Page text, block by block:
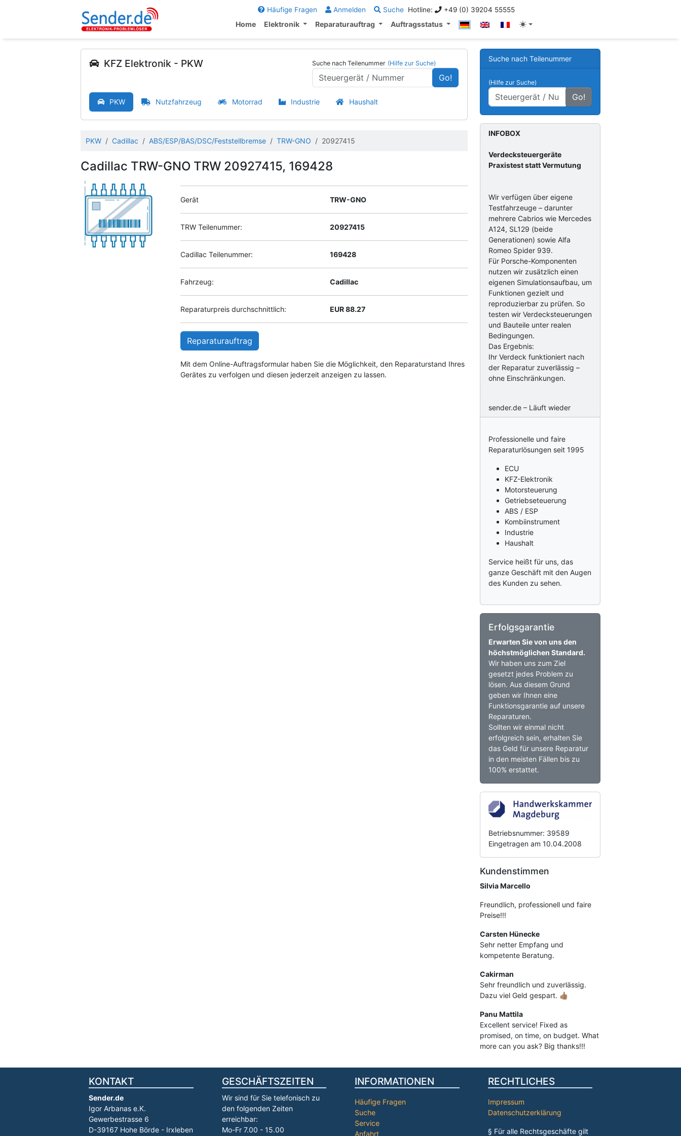
Häufige Fragen Anmelden Suche Hotline: +49 (0) 39204 55555
Home Elektronik Reparaturauftrag Auftragsstatus
KFZ Elektronik - PKW Suche nach Teilenummer (Hilfe zur Suche)
Go!
PKW Nutzfahrzeug Motorrad Industrie Haushalt
PKW Cadillac ABS/ESP/BAS/DSC/Feststellbremse TRW-GNO 20927415
Cadillac TRW-GNO TRW 20927415, 169428
Gerät TRW-GNO
TRW Teilenummer: 20927415
Cadillac Teilenummer: 169428
Fahrzeug: Cadillac
Reparaturpreis durchschnittlich: EUR 88.27
Reparaturauftrag
Mit dem Online-Auftragsformular haben Sie die Möglichkeit, den Reparaturstand Ihres
Gerätes zu verfolgen und diesen jederzeit anzeigen zu lassen.
Suche nach Teilenummer
(Hilfe zur Suche)
Go!
INFOBOX
Verdecksteuergeräte
Praxistest statt Vermutung
Wir verfügen über eigene
Testfahrzeuge – darunter
mehrere Cabrios wie Mercedes
A124, SL129 (beide
Generationen) sowie Alfa
Romeo Spider 939.
Für Porsche-Komponenten
nutzen wir zusätzlich einen
eigenen Simulationsaufbau, um
Funktionen gezielt und
reproduzierbar zu prüfen. So
testen wir Verdecksteuerungen
und Bauteile unter realen
Bedingungen.
Das Ergebnis:
Ihr Verdeck funktioniert nach
der Reparatur zuverlässig –
ohne Einschränkungen.
sender.de – Läuft wieder
Professionelle und faire
Reparaturlösungen seit 1995
ECU
KFZ-Elektronik
Motorsteuerung
Getriebseteuerung
ABS / ESP
Kombiinstrument
Industrie
Haushalt
Service heißt für uns, das
ganze Geschäft mit den Augen
des Kunden zu sehen.
Erfolgsgarantie
Erwarten Sie von uns den
höchstmöglichen Standard.
Wir haben uns zum Ziel
gesetzt jedes Problem zu
lösen. Aus diesem Grund
geben wir Ihnen eine
Funktionsgarantie auf unsere
Reparaturen.
Sollten wir einmal nicht
erfolgreich sein, erhalten Sie
das Geld für unsere Reparatur
in den meisten Fällen bis zu
100% erstattet.
Betriebsnummer: 39589
Eingetragen am 10.04.2008
Kundenstimmen
Silvia Marcello
Freundlich, professionell und faire
Preise!!!
Carsten Hünecke
Sehr netter Empfang und
kompetente Beratung.
Cakirman
Sehr freundlich und zuverlässig.
Dazu viel Geld gespart. 👍🏽
Panu Mattila
Excellent service! Fixed as
promised, on time, on budget. What
more can you ask? Big thanks!!!
KONTAKT
Sender.de
Igor Arbanas e.K.
Gewerbestrasse 6
D-39167 Hohe Börde - Irxleben
GESCHÄFTSZEITEN
Wir sind für Sie telefonisch zu
den folgenden Zeiten
erreichbar:
Mo-Fr 7.00 - 15.00
INFORMATIONEN
Häufige Fragen
Suche
Service
Anfahrt
RECHTLICHES
Impressum
Datenschutzerklärung
§ Für alle Rechtsgeschäfte gilt